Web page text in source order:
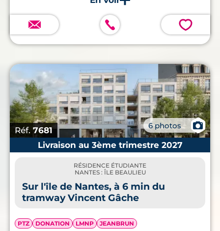
💗
Réf. 7681 6 photos
📷
Livraison au 3ème trimestre 2027
RÉSIDENCE ÉTUDIANTE
NANTES : ÎLE BEAULIEU
Sur l'île de Nantes, à 6 min du
tramway Vincent Gâche
PTZ DONATION LMNP JEANBRUN